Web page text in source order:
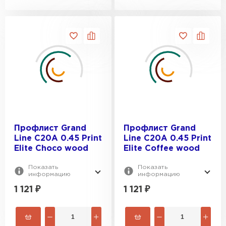
Профлист Grand
Line C20A 0.45 Print
Elite Choco wood
Показать
информацию
1 121 ₽
Профлист Grand
Line C20A 0.45 Print
Elite Coffee wood
Показать
информацию
1 121 ₽